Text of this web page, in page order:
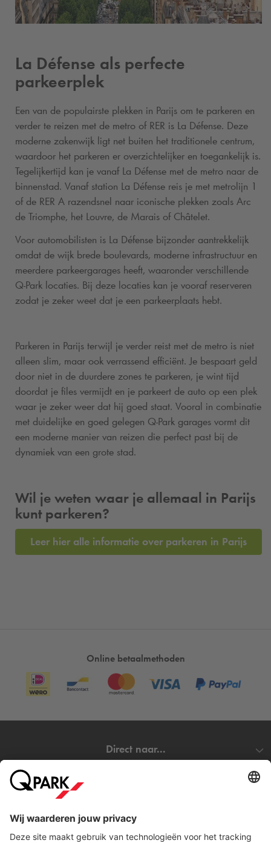
La Défense als perfecte
parkeerplek
Een van de populairste plekken in Parijs om te parkeren en
verder te reizen met de metro of RER is La Défense. Deze
moderne zakenwijk ligt net buiten het traditionele centrum,
waardoor het parkeren er overzichtelijker en toegankelijk is.
Tegelijkertijd kan je vanaf La Défense met de metro naar de
binnenstad. Vanaf station La Défense reis je met metrolijn 1
of de RER A razendsnel naar iconische plekken zoals Arc
de Triomphe, het Louvre, de Marais of Châtelet.
Voor automobilisten is La Défense bijzonder aantrekkelijk
omdat de wijk brede boulevards, moderne infrastructuur en
meerdere parkeergarages heeft, waaronder verschillende
Q-Park locaties. Bij deze locaties kan je vooraf reserveren
zodat je zeker weet dat je een parkeerplaats hebt.
Parkeren in Parijs terwijl je verder reist met de metro is niet
alleen slim, maar ook verrassend efficiënt. Je bespaart geld
door niet in de duurdere zones te parkeren, je wint tijd
doordat je files vermijdt en je parkeert de auto op een plek
waar je zeker weer dat hij goed staat. Vooral in combinatie
met duidelijke en goed gelegen Q-Park garages vormt dit
een moderne manier van reizen die perfect past bij de
dynamiek van een grote stad.
Wil je weten waar je allemaal in Parijs
kunt parkeren?
Leer hier alle informatie over parkeren in Parijs
Online betaalmethoden
Direct naar...
Download